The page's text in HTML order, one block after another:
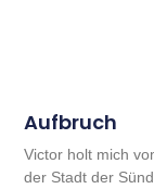
Aufbruch
Victor holt mich
der Stadt der